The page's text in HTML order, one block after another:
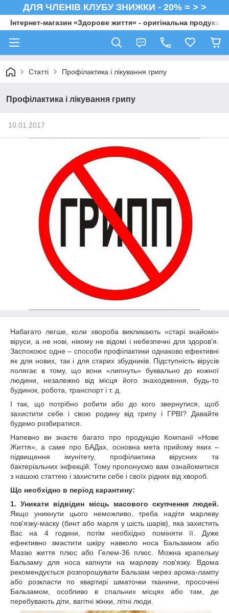
ДЛЯ ЧЛЕНІВ КЛУБУ ЗНИЖКИ - 20% = > >
Інтернет-магазин «Здорове життя» - оригінальна продукція
Статті Профілактика і лікування грипу
Профілактика і лікування грипу
10.01.2017
Набагато легше, коли хвороба викликають «старі знайомі»
віруси, а не нові, нікому не відомі і небезпечні для здоров'я.
Заспокоює одне – способи профілактики однаково ефективні
як для нових, так і для старих збудників. Підступність вірусів
полягає в тому, що вони «липнуть» буквально до кожної
людини, незалежно від місця його знаходження, будь-то
будинок, робота, транспорт і т. д.
І так, що потрібно робити або до кого звернутися, щоб
захистити себе і свою родину від грипу і ГРВІ? Давайте
будемо розбиратися.
Напевно ви знаєте багато про продукцію Компанії «Нове
Життя», а саме про БАДах, основна мета прийому яких –
підвищення імунітету, профілактика вірусних та
бактеріальних інфекцій. Тому пропонуємо вам ознайомитися
з нашою статтею і захистити себе і своїх рідних від хвороб.
Що необхідно в період карантину:
1. Уникати відвідин місць масового скупчення людей.
Якщо уникнути цього неможливо, треба надіти марлеву
пов'язку-маску (бинт або марля у шість шарів), яка захистить
Вас на 4 години, потім необхідно поміняти її. Дуже
ефективно змастити шкіру навколо носа Бальзамом або
Маззю життя плюс або Гелем-36 плюс. Можна крапельку
Бальзаму для носа капнути на марлеву пов'язку. Вдома
рекомендується розпорошувати Бальзам через арома-лампу
або розкласти по квартирі шматочки тканини, просочені
Бальзамом, особливо в спальних місцях або там, де
перебувають діти, вагітні жінки, літні люди.